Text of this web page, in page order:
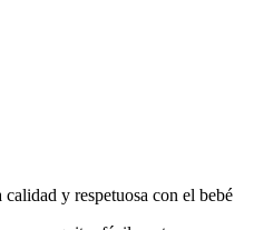
y respetuosa con el bebé